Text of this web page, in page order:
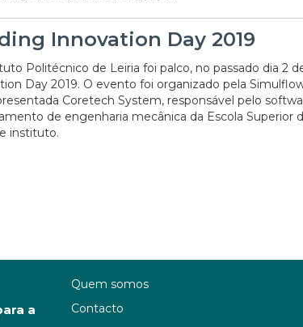
Innovation Day 2019
Politécnico de Leiria foi palco, no passado dia 2
Day 2019. O evento foi organizado pela
Coretech System, responsável pelo
de engenharia mecânica da Escola Superior
instituto.
a
Quem somos
Contacto